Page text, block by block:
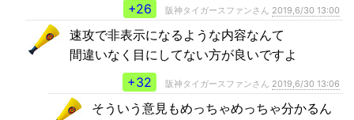
+26
阪神タイガースファンさん 2019,6/30 13:00
速攻で非表示になるような内容なんて
間違いなく目にしてない方が良いですよ
+32
阪神タイガースファンさん 2019,6/30 13:06
そういう意見もめっちゃめっちゃ分かるん